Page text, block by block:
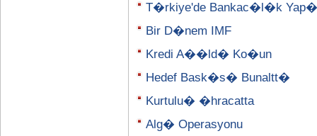
T�rkiye'de Bankac�l�k
Bir D�nem IMF
Kredi A��ld� Ko�un
Hedef Bask�s� Bunaltt�
Kurtulu� �hracatta
Alg� Operasyonu